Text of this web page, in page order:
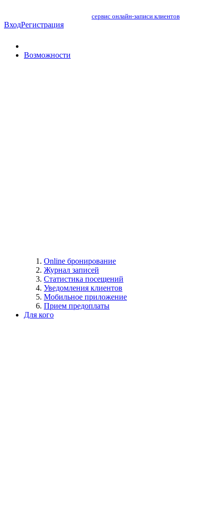
сервис онлайн-записи клиентов
ВходРегистрация
Возможности
Online бронирование
Журнал записей
Статистика посещений
Уведомления клиентов
Мобильное приложение
Прием предоплаты
Для кого